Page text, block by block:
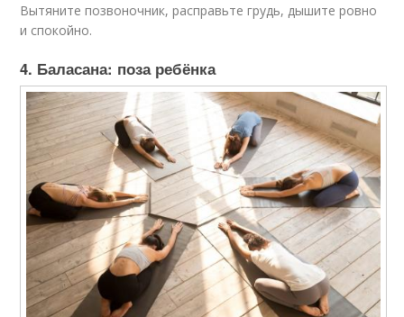
Вытяните позвоночник, расправьте грудь, дышите ровно
и спокойно.
4. Баласана: поза ребёнка